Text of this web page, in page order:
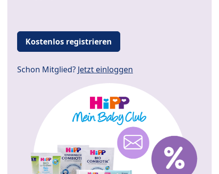
Kostenlos registrieren
Schon Mitglied? Jetzt einloggen